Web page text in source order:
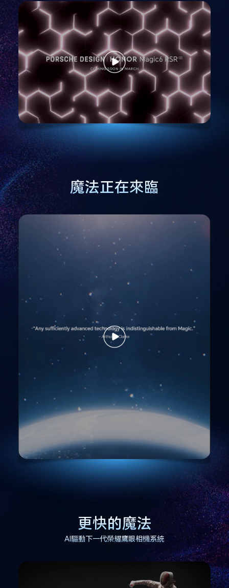
魔法正在來臨
更快的魔法
AI驅動下一代榮耀鷹眼相機系統